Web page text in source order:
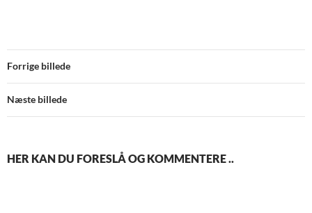
Forrige billede
Næste billede
HER KAN DU FORESLÅ OG KOMMENTERE ..